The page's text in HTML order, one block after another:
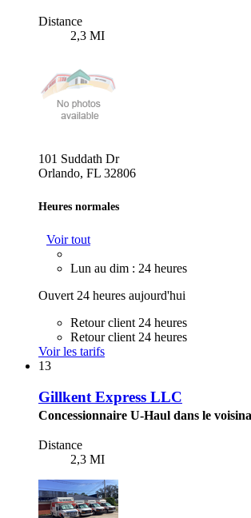
Distance
2,3 MI
101 Suddath Dr
Orlando, FL 32806
Heures normales
Voir tout
Lun au dim : 24 heures
Ouvert 24 heures aujourd'hui
Retour client 24 heures
Retour client 24 heures
Voir les tarifs
13
Gillkent Express LLC
Concessionnaire U-Haul dans le
Distance
2,3 MI